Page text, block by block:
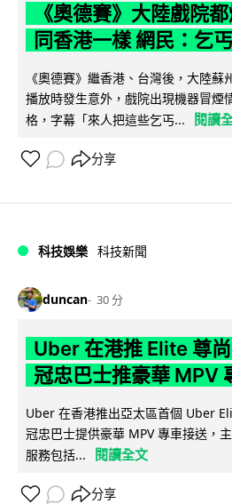
《奧德賽》大陸戲院
同香港一樣 網民：乞
《奧德賽》繼香港、台灣後，大陸
播放時發生意外，戲院出現機器冒煙
格，字幕「來人把這些乞丐...
閱讀
分享
科技娛樂 科技新聞
duncan 30 分
Uber 在港推 Elite 尊
冠忠巴士推豪華 MPV
Uber 在香港推出亞太區首個 Uber
冠忠巴士提供豪華 MPV 專車接送，
服務包括...
閱讀全文
分享